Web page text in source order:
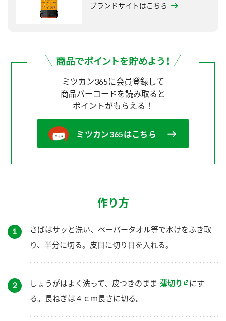
ブランドサイトはこちら
ミツカン365に会員登録して
商品バーコードを読み取ると
ポイントがもらえる！
ミツカン365はこちら
作り方
１
さばはサッと洗い、ペーパータオル等で水けをふき取
り、半分に切る。皮目に切り目を入れる。
２ しょうがはよく洗って、皮つきのまま 薄切り
にす
る。長ねぎは４ｃｍ長さに切る。